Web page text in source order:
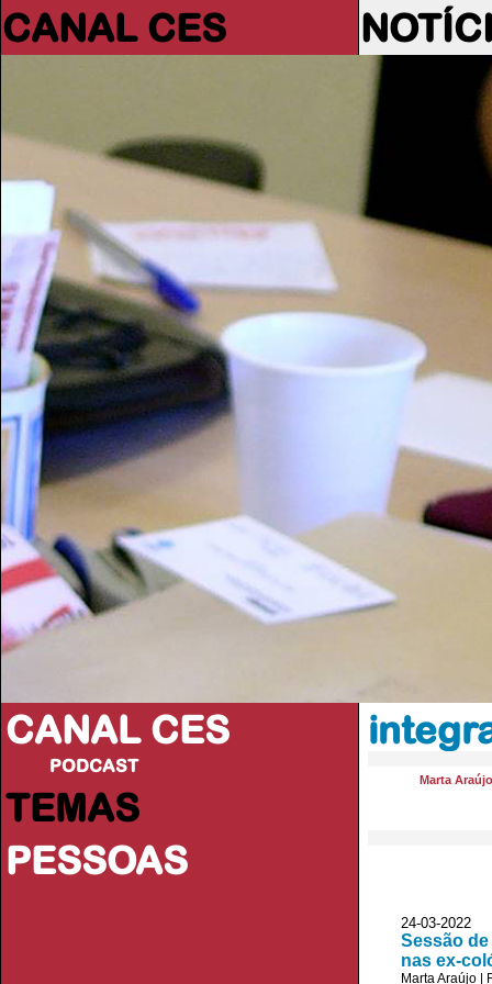
CANAL CES
CANAL CES
PODCAST
TEMAS
PESSOAS
Marta Araújo
24-03-
Sessão
nas ex-
Marta Araújo